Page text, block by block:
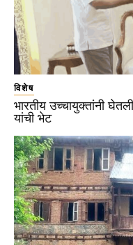
विशेष
भारतीय उच्चायुक्तांनी
यांची भेट